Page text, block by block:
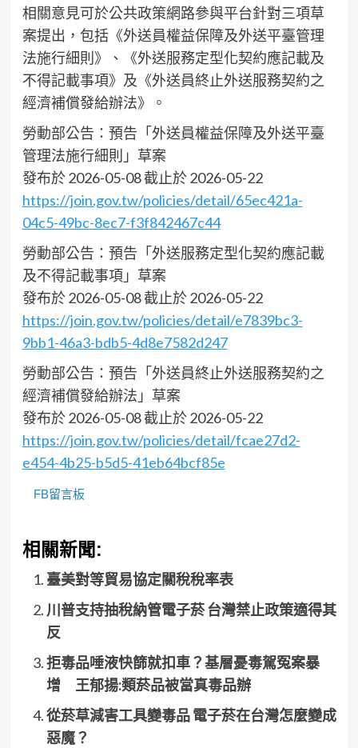
相關意見可於公共政策網路參與平台針對三項草
案提出，包括《外送員權益保障及外送平臺管理
法施行細則》、《外送服務定型化契約應記載及
不得記載事項》及《外送員終止外送服務契約之
經濟補償發給辦法》。
勞動部公告：預告「外送員權益保障及外送平臺
管理法施行細則」草案
發布於 2026-05-08 截止於 2026-05-22
https://join.gov.tw/policies/detail/65ec421a-
04c5-49bc-8ec7-f3f842467c44
勞動部公告：預告「外送服務定型化契約應記載
及不得記載事項」草案
發布於 2026-05-08 截止於 2026-05-22
https://join.gov.tw/policies/detail/e7839bc3-
9bb1-46a3-bdb5-4d8e7582d247
勞動部公告：預告「外送員終止外送服務契約之
經濟補償發給辦法」草案
發布於 2026-05-08 截止於 2026-05-22
https://join.gov.tw/policies/detail/fcae27d2-
e454-4b25-b5d5-41eb64bcf85e
FB留言板
相關新聞:
臺美對等貿易協定關稅稅率表
川普支持抽稅納管電子菸 台灣禁止政策適得其
反
拒毒品唾液快篩就扣車？基層憂毒駕冤案暴
增 王郁揚:類菸品被當真毒品辦
從菸草減害工具變毒品 電子菸在台灣怎麼變成
惡魔？